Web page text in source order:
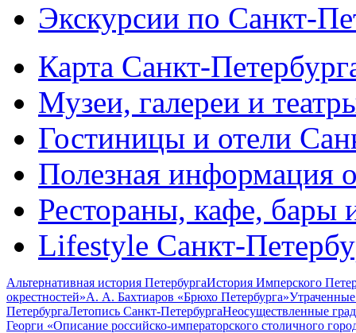
Экскурсии по Санкт-
Карта Санкт-
Музеи, галереи и
Гостиницы и отели
Полезная информация
Рестораны, кафе, бары
Lifestyle Санкт-
Альтернативная история ПетербургаИстория Имперского
окрестностей»А. А. Бахтиаров «Брюхо Петербурга»
ПетербургаЛетопись Санкт-ПетербургаНеосуществленные
Георги «Описание российско-императорского столичного